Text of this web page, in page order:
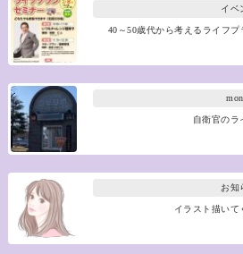
イベ
40～50歳代から考えるライフ
自衛官のラ
お知
イラスト描いて